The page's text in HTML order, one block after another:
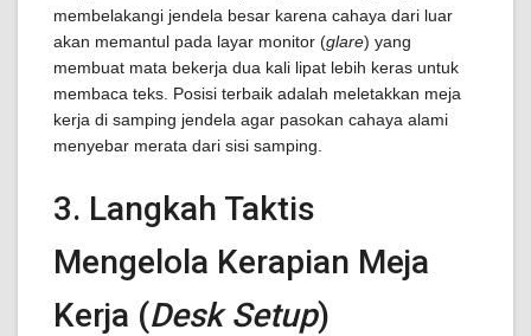
membelakangi jendela besar karena cahaya dari luar
akan memantul pada layar monitor (glare) yang
membuat mata bekerja dua kali lipat lebih keras untuk
membaca teks. Posisi terbaik adalah meletakkan meja
kerja di samping jendela agar pasokan cahaya alami
menyebar merata dari sisi samping.
3. Langkah Taktis
Mengelola Kerapian Meja
Kerja (Desk Setup)